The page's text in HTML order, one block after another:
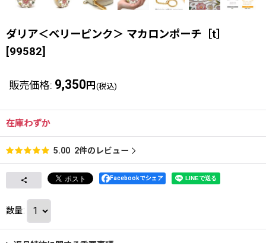
ダリア＜ベリーピンク＞ マカロンポーチ［t］
[99582]
販売価格: 9,350 円 (税込)
在庫わずか
5.00 2件のレビュー
Facebookでシェア
数量: